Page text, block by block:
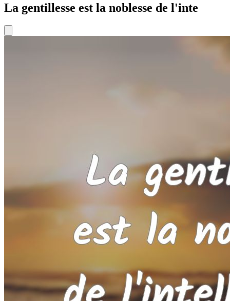
La gentillesse est la noblesse de l'inte